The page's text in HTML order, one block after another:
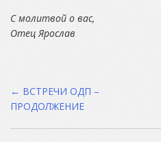
С молитвой о вас,
Отец Ярослав
Post
navigation
← ВСТРЕЧИ ОДП –
ПРОДОЛЖЕНИЕ